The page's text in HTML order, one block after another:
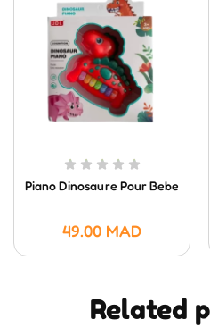
Piano Dinosaure Pour Bebe
49.00 MAD
Related